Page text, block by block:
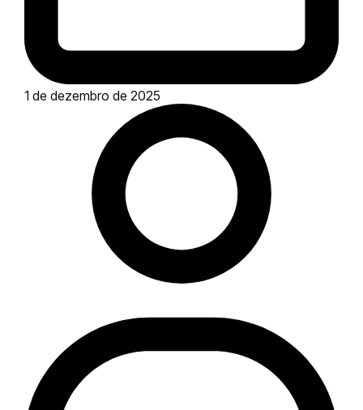
1 de dezembro de 2025